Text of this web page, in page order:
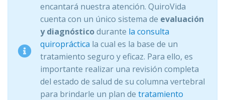
encantará nuestra atención. QuiroVida
cuenta con un único sistema de evaluación
y diagnósticodurante la consulta
quiropráctica la cual es la base de un
tratamiento seguro y eficaz. Para ello, es
importante realizar una revisión completa
del estado de salud de su columna vertebral
para brindarle un plan de tratamiento